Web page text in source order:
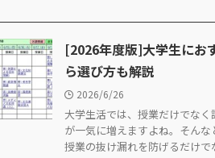
[2026年度版]大学生にお
ら選び方も解説
2026/6/26
大学生活では、授業だけでな
が一気に増えますよね。そんな
授業の抜け漏れを防げるだけで